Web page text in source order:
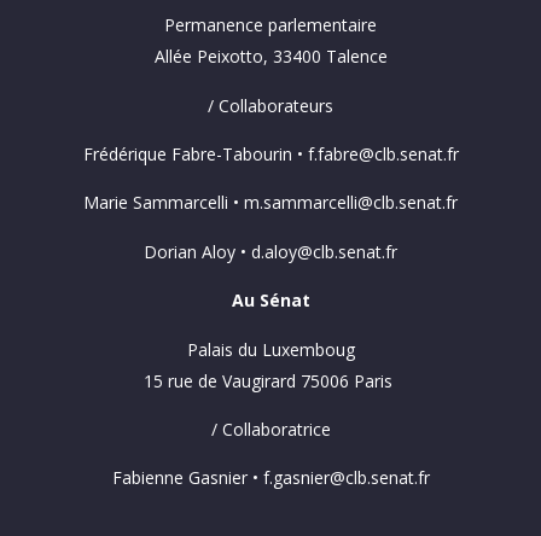
Permanence parlementaire
Allée Peixotto, 33400 Talence
/ Collaborateurs
Frédérique Fabre-Tabourin • f.fabre@clb.senat.fr
Marie Sammarcelli • m.sammarcelli@clb.senat.fr
Dorian Aloy • d.aloy@clb.senat.fr
Au Sénat
Palais du Luxemboug
15 rue de Vaugirard 75006 Paris
/ Collaboratrice
Fabienne Gasnier • f.gasnier@clb.senat.fr